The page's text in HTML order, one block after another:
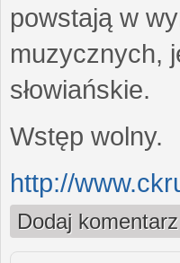
powstają w
muzycznych,
słowiańskie.
Wstęp wolny.
http://
Dodaj komentarz